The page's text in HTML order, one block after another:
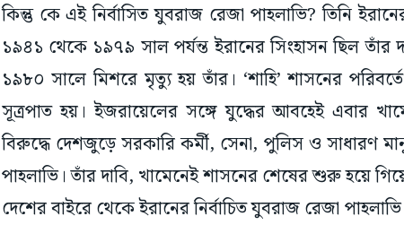
কিন্তু কে এই নির্বাসিত যুবরাজ রেজা পাহলাভি? তিনি
১৯৪১ থেকে ১৯৭৯ সাল পর্যন্ত ইরানের সিংহাসন ছিল তাঁর
১৯৮০ সালে মিশরে মৃত্যু হয় তাঁর। ‘শাহি’ শাসনের
সূত্রপাত হয়। ইজরায়েলের সঙ্গে যুদ্ধের আবহেই এবার
বিরুদ্ধে দেশজুড়ে সরকারি কর্মী, সেনা, পুলিস ও সাধারণ
পাহলাভি। তাঁর দাবি, খামেনেই শাসনের শেষের শুরু হয়ে
দেশের বাইরে থেকে ইরানের নির্বাচিত যুবরাজ রেজা